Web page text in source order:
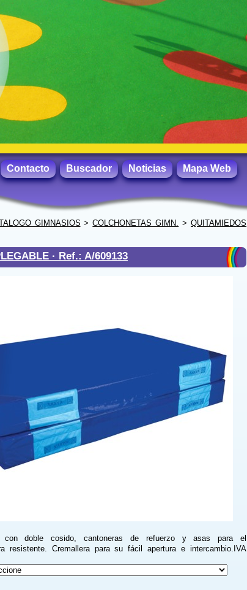
Contacto Buscador Noticias Mapa Web
GIMNASIOS >COLCHONETAS GIMN. >QUITAMIEDOS
· Ref.: A/609133
con doble cosido, cantoneras de refuerzo y asas para el
resistente. Cremallera para su fácil apertura e intercambio.IVA